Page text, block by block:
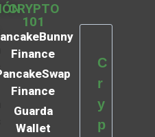
CRYPTO
101
Finance
Finance
Guarda
Wallet
C
r
y
p